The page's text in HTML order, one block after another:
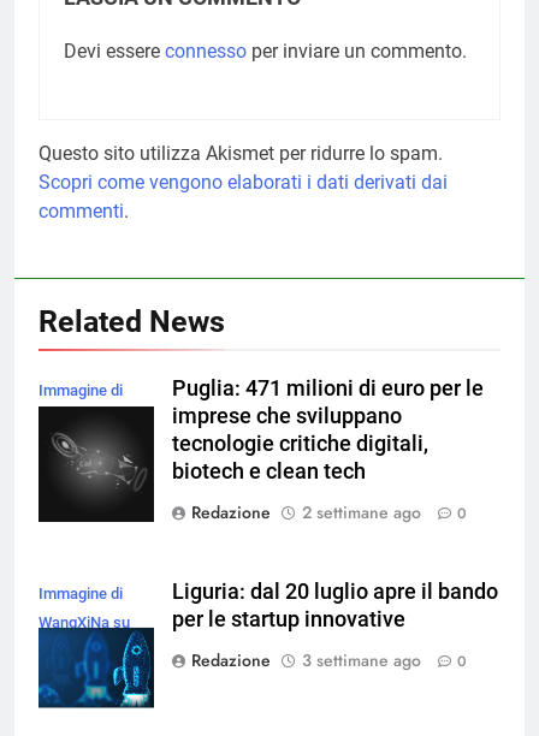
Devi essere connesso per inviare un commento.
Questo sito utilizza Akismet per ridurre lo spam.
Scopri come vengono elaborati i dati derivati dai
commenti.
Related News
Immagine di
Magnific
Puglia: 471 milioni di euro per le
imprese che sviluppano
tecnologie critiche digitali,
biotech e clean tech
Redazione
2 settimane ago 0
Immagine di
WangXiNa su
Magnific
Liguria: dal 20 luglio apre il bando
per le startup innovative
Redazione
3 settimane ago 0